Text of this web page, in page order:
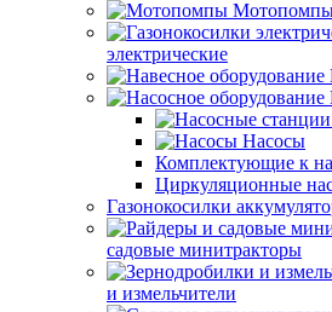
электрические
Насосы
Комплектующие к
Циркуляционные
Газонокосилки
садовые минитракторы
и измельчители